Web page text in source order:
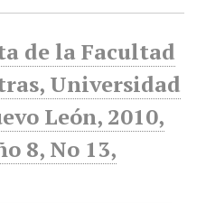
de la Facultad
Universidad
León, 2010,
8, No 13,